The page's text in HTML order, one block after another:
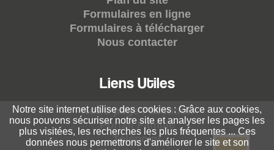
Formulaires en ligne
Formulaires à télécharger
Nous contacter
Liens Utiles
Notre page Facebook
Portail Famille
Télépoint
Notre site internet utilise des cookies : Grâce aux cookies,
nous pouvons sécuriser notre site et analyser les pages les
plus visitées, les recherches les plus fréquentes ... Ces
données nous permettrons d'améliorer le site et son